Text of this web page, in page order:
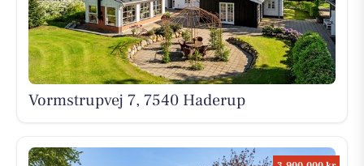
Vormstrupvej 7, 7540 Haderup